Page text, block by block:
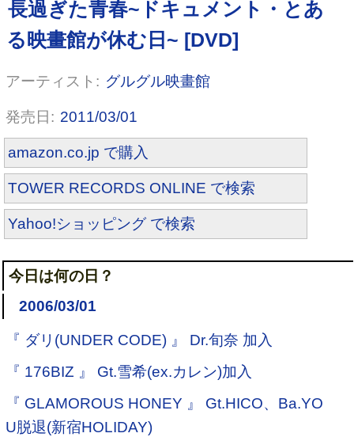
グルグル映畫館
2011/03/01
amazon.co.jp で購入
TOWER RECORDS ONLINE で検索
Yahoo!ショッピング で検索
今日は何の日？
2006/03/01
『 ダリ(UNDER CODE) 』 Dr.旬奈 加入
『 176BIZ 』 Gt.雪希(ex.カレン)加入
『 GLAMOROUS HONEY 』 Gt.HICO、Ba.YO
U脱退(新宿HOLIDAY)